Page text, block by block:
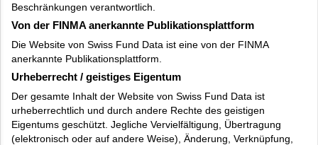
Beschränkungen verantwortlich.
Von der FINMA anerkannte Publikationsplattform
Die Website von Swiss Fund Data ist eine von der FINMA
anerkannte Publikationsplattform.
Urheberrecht / geistiges Eigentum
Der gesamte Inhalt der Website von Swiss Fund Data ist
urheberrechtlich und durch andere Rechte des geistigen
Eigentums geschützt. Jegliche Vervielfältigung, Übertragung
(elektronisch oder auf andere Weise), Änderung, Verknüpfung,